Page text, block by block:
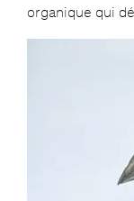
organique qui